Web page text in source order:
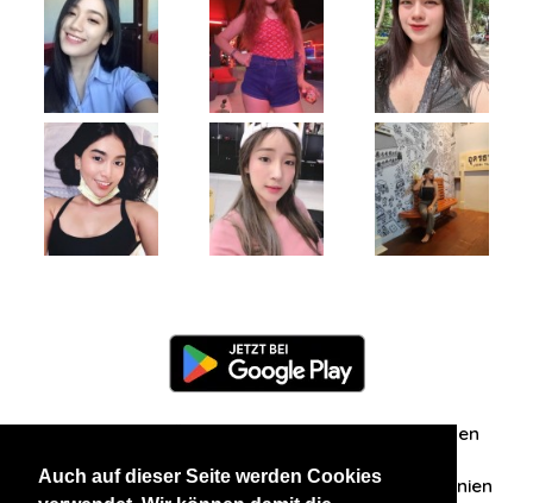
Auch auf dieser Seite werden Cookies
Zuschriften/Erfahrungen
Datenschutzerklärung AGB Datenschutzrichtlinien